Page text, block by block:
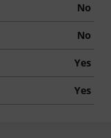
No
No
Yes
Yes